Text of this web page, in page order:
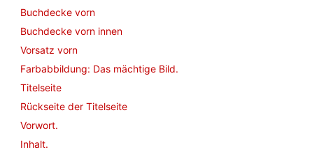
Buchdecke vorn
Buchdecke vorn innen
Vorsatz vorn
Farbabbildung: Das mächtige Bild.
Titelseite
Rückseite der Titelseite
Vorwort.
Inhalt.